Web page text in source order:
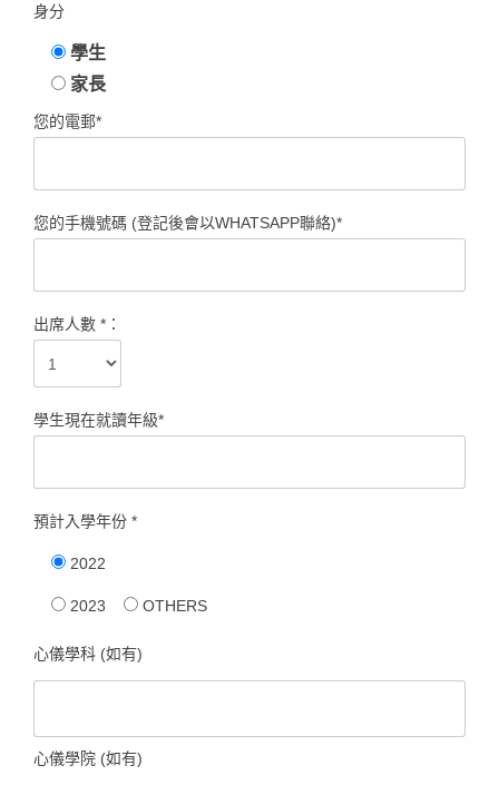
身分
學生
家長
您的電郵*
您的手機號碼 (登記後會以WHATSAPP聯絡)*
出席人數 *：
學生現在就讀年級*
預計入學年份 *
2022
2023 OTHERS
心儀學科 (如有)
心儀學院 (如有)